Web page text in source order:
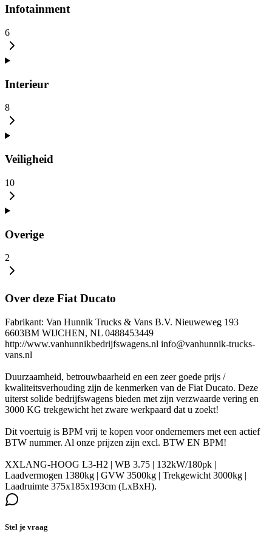
Infotainment
6
Interieur
8
Veiligheid
10
Overige
2
Over deze Fiat Ducato
Fabrikant: Van Hunnik Trucks & Vans B.V. Nieuweweg 193
6603BM WIJCHEN, NL 0488453449
http://www.vanhunnikbedrijfswagens.nl info@vanhunnik-trucks-
vans.nl
Duurzaamheid, betrouwbaarheid en een zeer goede prijs /
kwaliteitsverhouding zijn de kenmerken van de Fiat Ducato. Deze
uiterst solide bedrijfswagens bieden met zijn verzwaarde vering en
3000 KG trekgewicht het zware werkpaard dat u zoekt!
Dit voertuig is BPM vrij te kopen voor ondernemers met een actief
BTW nummer. Al onze prijzen zijn excl. BTW EN BPM!
XXLANG-HOOG L3-H2 | WB 3.75 | 132kW/180pk |
Laadvermogen 1380kg | GVW 3500kg | Trekgewicht 3000kg |
Laadruimte 375x185x193cm (LxBxH).
Stel je vraag